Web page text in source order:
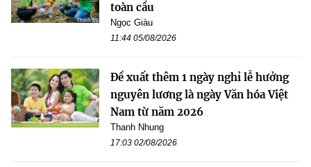
toàn cầu
Ngọc Giàu
11:44 05/08/2026
Đề xuất thêm 1 ngày nghỉ lễ hưởng
nguyên lương là ngày Văn hóa Việt
Nam từ năm 2026
Thanh Nhung
17:03 02/08/2026